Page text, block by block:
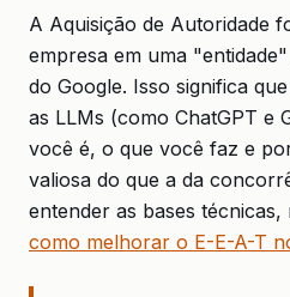
A Aquisição de Autoridade
empresa em uma
do Google. Isso significa
as LLMs (como ChatGPT e
você é, o que você faz e
valiosa do que a da
entender as bases
como melhorar o E-E-A-T